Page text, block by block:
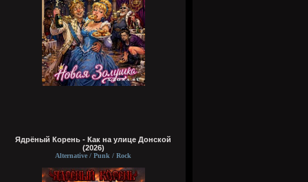
Ядрёный Корень - Как на улице Донской
(2026)
Alternative / Punk / Rock